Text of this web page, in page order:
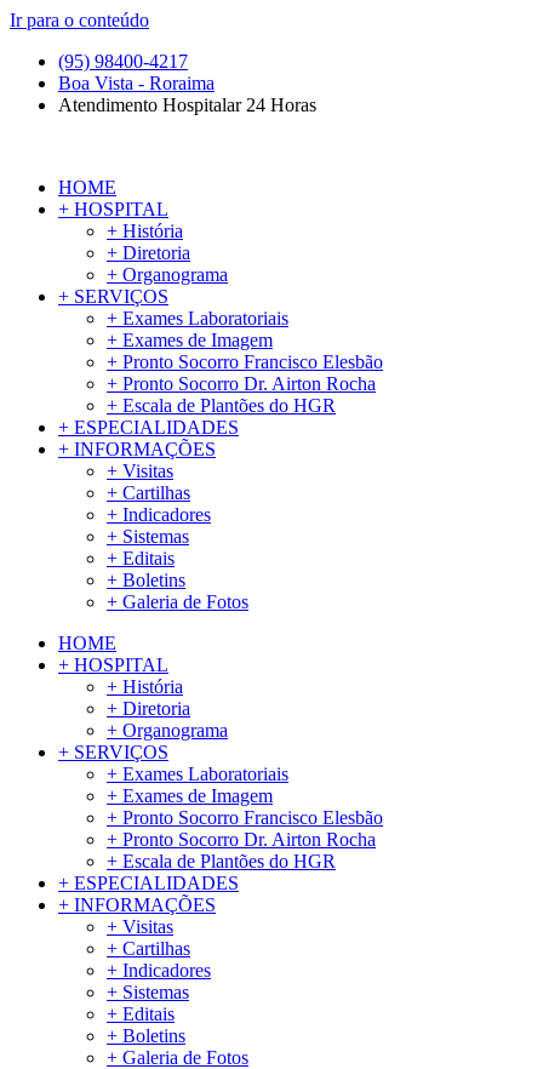
Ir para o conteúdo
(95) 98400-4217
Boa Vista - Roraima
Atendimento Hospitalar 24 Horas
HOME
+ HOSPITAL
+ História
+ Diretoria
+ Organograma
+ SERVIÇOS
+ Exames Laboratoriais
+ Exames de Imagem
+ Pronto Socorro Francisco Elesbão
+ Pronto Socorro Dr. Airton Rocha
+ Escala de Plantões do HGR
+ ESPECIALIDADES
+ INFORMAÇÕES
+ Visitas
+ Cartilhas
+ Indicadores
+ Sistemas
+ Editais
+ Boletins
+ Galeria de Fotos
HOME
+ HOSPITAL
+ História
+ Diretoria
+ Organograma
+ SERVIÇOS
+ Exames Laboratoriais
+ Exames de Imagem
+ Pronto Socorro Francisco Elesbão
+ Pronto Socorro Dr. Airton Rocha
+ Escala de Plantões do HGR
+ ESPECIALIDADES
+ INFORMAÇÕES
+ Visitas
+ Cartilhas
+ Indicadores
+ Sistemas
+ Editais
+ Boletins
+ Galeria de Fotos